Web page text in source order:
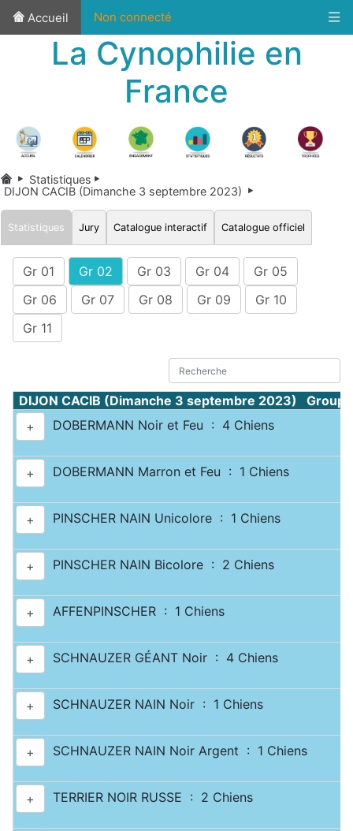
Accueil Non connecté
La Cynophilie en
France
Statistiques
DIJON CACIB (Dimanche 3 septembre 2023)
Statistiques Jury Catalogue interactif Catalogue officiel
Gr 01 Gr 02 Gr 03 Gr 04
Gr 05
Gr 06
Gr 07 Gr 08 Gr 09
Gr 10
Gr 11
DIJON CACIB (Dimanche 3 septembre 2023)
+
DOBERMANN Noir et Feu : 4 Chiens
+ DOBERMANN Marron et Feu : 1 Chiens
+ PINSCHER NAIN Unicolore : 1 Chiens
+ PINSCHER NAIN Bicolore : 2 Chiens
+ AFFENPINSCHER : 1 Chiens
+ SCHNAUZER GÉANT Noir : 4 Chiens
+ SCHNAUZER NAIN Noir : 1 Chiens
+ SCHNAUZER NAIN Noir Argent : 1 Chiens
+ TERRIER NOIR RUSSE : 2 Chiens